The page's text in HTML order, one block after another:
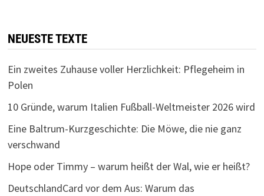
NEUESTE TEXTE
Ein zweites Zuhause voller Herzlichkeit: Pflegeheim in
Polen
10 Gründe, warum Italien Fußball-Weltmeister 2026 wird
Eine Baltrum-Kurzgeschichte: Die Möwe, die nie ganz
verschwand
Hope oder Timmy – warum heißt der Wal, wie er heißt?
DeutschlandCard vor dem Aus: Warum das